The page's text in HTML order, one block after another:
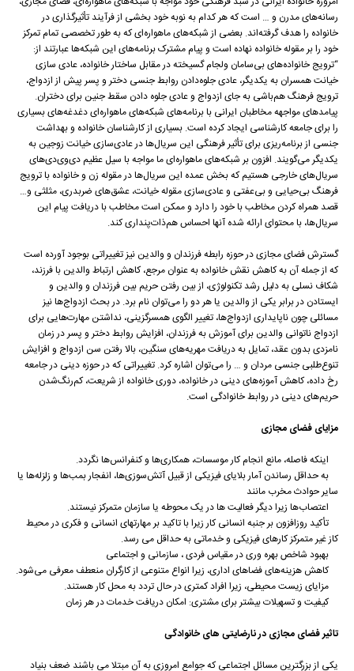
رسانه‌های مدرن و … است که هر کدام به نوبه خود بخشی از فرآیند تأثیرگذاری در
خانواده را هدف گرفته‌اند. بعضی از شبکه‌های ماهواره‌ای که به طور تخصصی تمام تمرکز
خود را بر مقوله خانواده نهاده است و پیام مشترک برنامه‌های این شبکه‌ها عبارتند از:
“ترویج خانواده‌های بی‌سامان ولجام گسیخته در مقابل ساختار خانواده، عادی سازی
خیانت همسران به یکدیگر، عادی جلوه‌دادن روابط جنسی دختر و پسر پیش از ازدواج،
ترویج فرهنگ هم‌باشی به جای ازدواج و عادی جلوه‌ دادن سقط جنین برای دختران.
پیامدهای مواجهه مخاطبان ایرانی با برنامه‌های شبکه‌های ماهواره‌ای دغدغه‌های بسیاری
را برای جامعه کار‌شناسی ایجاد کرده است. بسیاری از کار‌شناسان خانواده و بهداشت
جنسی از برنامه‌ریزی برای تأثیر فرهنگی این سریال‌ها در عادی‌سازی خیانت زوجین به
یکدیگر می‌گویند. افزون بر شبکه‌های ماهواره‌ای ما مواجه با سیل عظیم دی‌وی‌دی‌های
سریال‌های خارجی هستیم که بخش عمده این سریال‌ها در مقوله زن و خانواده با ترویج
فرهنگ بی‌حیایی و بی‌عفتی و عادی‌سازی مقوله خیانت، عشق‌های ضربدری، مثلثی و…
قصد همراه کردن مخاطب با خود را دارد و ممکن است مخاطب با دریافت پیام این
سریال‌ها، با محتوای ارائه شده آنها احساس هم‌ذات‌پنداری ‌کند.
گسترش فضای مجازی در حوزه رابطه فرزندان و والدین نیز تغییراتی بوجود آورده است
که از جمله آن به کاهش نقش خانواده به عنوان مرجع، کاهش ارتباط والدین با فرزند،
شکاف نسلی به دلیل رشد تکنولوژی، از بین رفتن حریم بین فرزندان و والدین و
ایستادن در برابر یکی از والدین یا هر دو را می‌توان نام برد. در بحث ازدواج‌ها نیز
مسائلی چون ناپایداری ازدواج‌ها، تغییر الگوی همسرگزینی، نداشتن مهارت‌هایی برای
ازدواج ناتوانی والدین برای آموزش به فرزندان، افزایش روابط دختر و پسر در زمان
نامزدی بدون عقد، تمایل به دریافت مهریه‌های سنگین، بالا رفتن سن ازدواج و افزایش
تنوع‌طلبی جنسی مردان و … را می‌توان اشاره کرد. تغییراتی که در حوزه دینی در جامعه
رخ داده، کاهش آموزه‌های دینی در خانواده، دوری خانواده از شریعت، کم‌رنگ‌شدن
حریم‌های دینی در روابط خانوادگی است.
مزایای فضای مجازی
اینکه فاصله، مانع انجام کار موسسات، همکاری‌ها و کنفرانس‌ها نگردد.
به حداقل رساندن آمار بلایای فیزیکی از قبیل آتش‌سوزی‌ها، انفجار بمب‌ها و زلزله‌ها یا
سایر حوادث مخرب مانند
اعتصاب‌ها زیرا دیگر فعالیت ها در یک محوطه یا سازمان متمرکز نیستند.
تأکید روزافزون بر جنبه انسانی کار زیرا با تاکید بر مهارتهای انسانی و فکری در محیط
کاز غیر متمرکز کارهای فیزیکی و خدماتی به حداقل می رسد.
بهبود شاخص بهره ‌وری در مقیاس فردی ، سازمانی و اجتماعی
کاهش هزینه‌های فضاهای اداری، زیرا انواع متنوعی از کارگران منعطف معرفی می‌شود.
مزایای زیست محیطی، زیرا افراد کمتری در حال تردد به محل کار هستند.
کیفیت و تسهیلات بیشتر برای مشتری: امکان دریافت خدمات در هر زمان
تاثیر فضای مجازی در نارضایتی های خانوادگی
یکی از بزرگترین مسائل اجتماعی که جوامع امروزی به آن مبتلا می باشند ضعف بنیاد